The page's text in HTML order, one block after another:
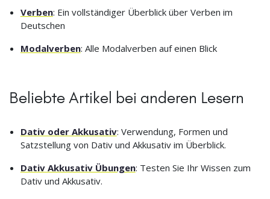
Verben: Ein vollständiger Überblick über Verben im
Deutschen
Modalverben: Alle Modalverben auf einen Blick
Beliebte Artikel bei anderen Lesern
Dativ oder Akkusativ: Verwendung, Formen und
Satzstellung von Dativ und Akkusativ im Überblick.
Dativ Akkusativ Übungen: Testen Sie Ihr Wissen zum
Dativ und Akkusativ.